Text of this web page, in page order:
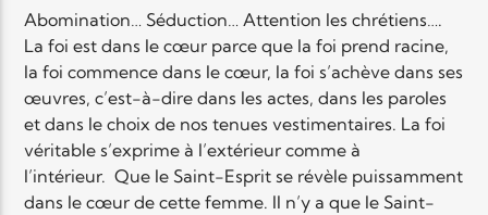
Radio Elyon
Abomination… Séduction…
Attention les chrétiens….
La foi est dans le cœur parce que la foi prend racine,
la foi commence dans le cœur, la foi s’achève dans ses
œuvres, c’est-à-dire dans les actes, dans les paroles
et dans le choix de nos tenues vestimentaires. La foi
véritable s’exprime à l’extérieur comme à
l’intérieur. Que le Saint-Esprit se révèle puissamment
dans le cœur de cette femme. Il n’y a que le Saint-